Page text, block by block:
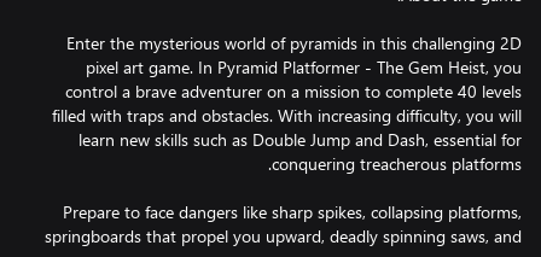
Enter the mysterious world of pyramids in this challenging 2D
pixel art game. In Pyramid Platformer - The Gem Heist, you
control a brave adventurer on a mission to complete 40 levels
filled with traps and obstacles. With increasing difficulty, you will
learn new skills such as Double Jump and Dash, essential for
Prepare to face dangers like sharp spikes, collapsing platforms,
springboards that propel you upward, deadly spinning saws, and